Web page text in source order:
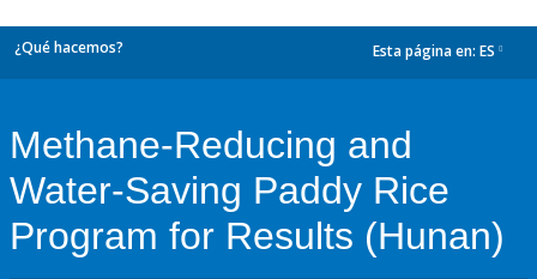
¿Qué hacemos? Esta página en: ES
Methane-Reducing and
Water-Saving Paddy Rice
Program for Results (Hunan)